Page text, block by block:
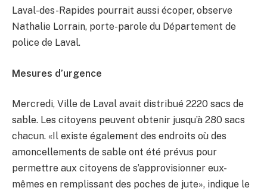
Laval-des-Rapides pourrait aussi écoper, observe
Nathalie Lorrain, porte-parole du Département de
police de Laval.
Mesures d’urgence
Mercredi, Ville de Laval avait distribué 2220 sacs de
sable. Les citoyens peuvent obtenir jusqu’à 280 sacs
chacun. «Il existe également des endroits où des
amoncellements de sable ont été prévus pour
permettre aux citoyens de s’approvisionner eux-
mêmes en remplissant des poches de jute», indique le